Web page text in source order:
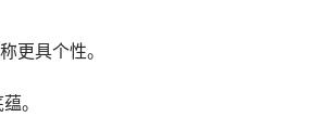
更具个性。
。